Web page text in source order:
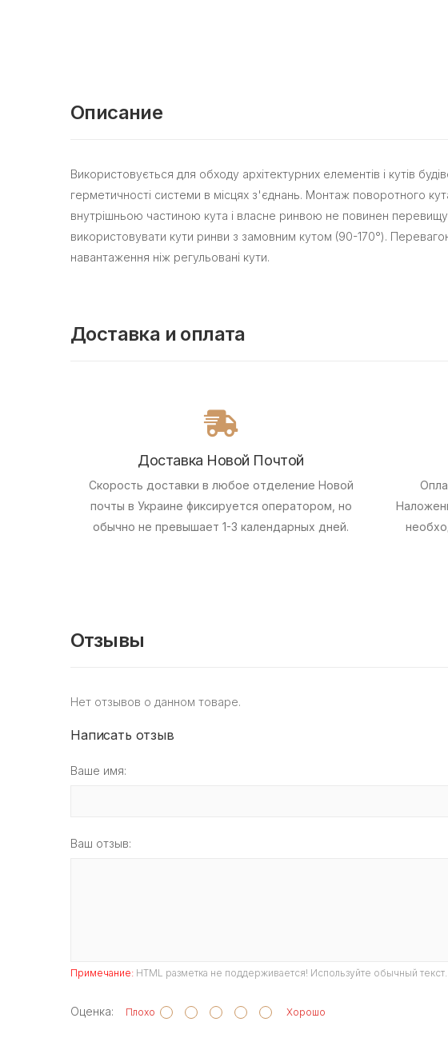
Описание
Використовується для обходу архітектурних елементів і кутів
герметичності системи в місцях з'єднань. Монтаж поворотного
внутрішньою частиною кута і власне ринвою не повинен
використовувати кути ринви з замовним кутом (90-170°).
навантаження ніж регульовані кути.
Доставка и оплата
Доставка Новой Почтой
Скорость доставки в любое отделение Новой
почты в Украине фиксируется оператором, но
обычно не превышает 1-3 календарных дней.
Отзывы
Нет отзывов о данном товаре.
Написать отзыв
Ваше имя:
Ваш отзыв:
Примечание: HTML разметка не поддерживается! Используйте обычный текст.
Оценка: Плохо Хорошо